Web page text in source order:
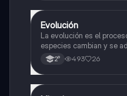
Biología
Evolución
La evolución es el
especies cambian y se
del tiempo.
2° 493 26